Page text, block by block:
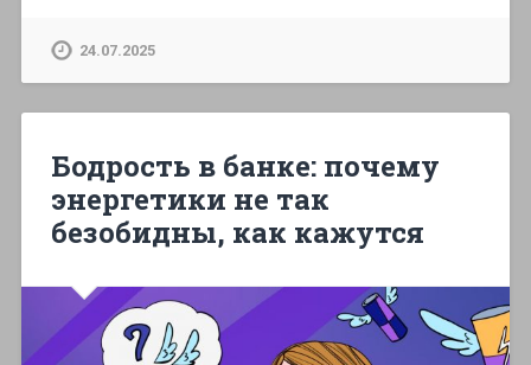
24.07.2025
Бодрость в банке: почему
энергетики не так
безобидны, как кажутся